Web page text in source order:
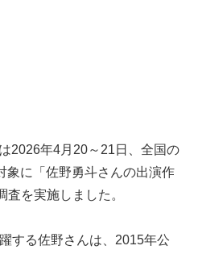
2026年4月20～21日、全国の
象に「佐野勇斗さんの出演作
を実施しました。
する佐野さんは、2015年公